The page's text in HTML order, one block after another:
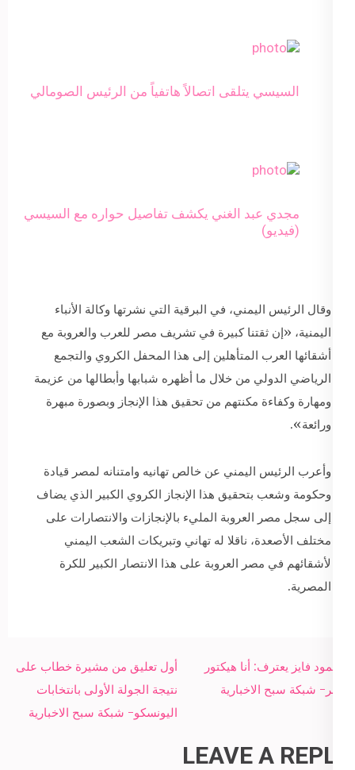
السيسي يتلقى اتصالاً هاتفياً من الرئيس الصومالي
مجدي عبد الغني يكشف تفاصيل حواره مع السيسي
(فيديو)
وقال الرئيس اليمني، في البرقية التي نشرتها وكالة الأنباء
اليمنية، «إن ثقتنا كبيرة في تشريف مصر للعرب والعروبة مع
أشقائها العرب المتأهلين إلى هذا المحفل الكروي والتجمع
الرياضي الدولي من خلال ما أظهره شبابها وأبطالها من عزيمة
ومهارة وكفاءة مكنتهم من تحقيق هذا الإنجاز وبصورة مبهرة
ورائعة».
وأعرب الرئيس اليمني عن خالص تهانيه وامتنانه لمصر قيادة
وحكومة وشعب بتحقيق هذا الإنجاز الكروي الكبير الذي يضاف
إلى سجل مصر العروبة المليء بالإنجازات والانتصارات على
مختلف الأصعدة، ناقلا له تهاني وتبريكات الشعب اليمني
لأشقائهم في مصر العروبة على هذا الانتصار الكبير للكرة
المصرية.
Post
navigation
أول تعليق من مشيرة خطاب على
نتيجة الجولة الأولى بانتخابات
اليونسكو- شبكة سبح الاخبارية
محمود فايز يعترف: أنا هيكتور
كوبر- شبكة سبح الاخبارية
LEAVE A REPLY